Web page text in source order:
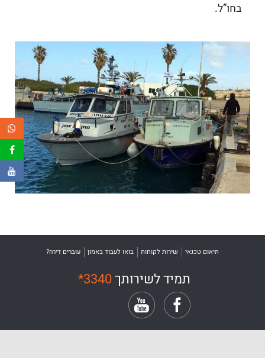
בחו”ל.
תיאום טכנאי שירות לקוחות בואו לעבוד באמון עוברים דירה?
תמיד לשירותך*3340